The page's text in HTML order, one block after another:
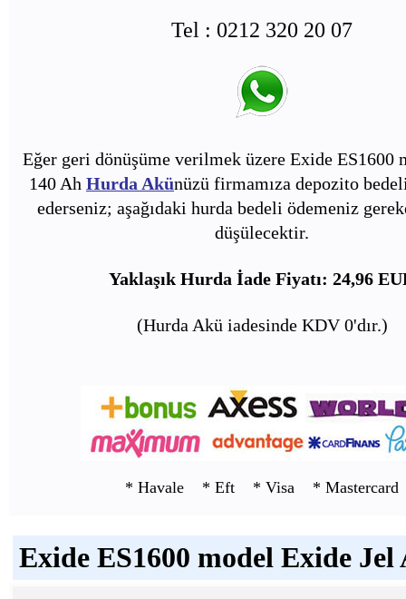
Tel : 0212 320 20 07
Eğer geri dönüşüme verilmek üzere Exide ES1600
140 Ah Hurda Akünüzü firmamıza depozito
ederseniz; aşağıdaki hurda bedeli ödemeniz
düşülecektir.
Yaklaşık Hurda İade Fiyatı: 24,96
(Hurda Akü iadesinde KDV 0'dır.)
* Havale * Eft * Visa * Mastercard
Exide ES1600 model Exide